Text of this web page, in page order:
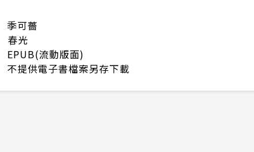
季可薔
春光
EPUB(流動版面)
不提供電子書檔案另存下載